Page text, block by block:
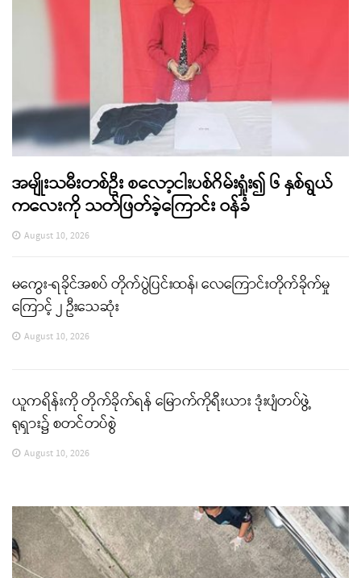
အမျိုးသမီးတစ်ဦး စလော့ငါးပစ်ဂိမ်းရှုံး၍ ၆ နှစ်ရွယ်
ကလေးကို သတ်ဖြတ်ခဲ့ကြောင်း ဝန်ခံ
August 10, 2026
မကွေး-ရခိုင်အစပ် တိုက်ပွဲပြင်းထန်၊ လေကြောင်းတိုက်ခိုက်မှု
ကြောင့် ၂ ဦးသေဆုံး
August 10, 2026
ယူကရိန်းကို တိုက်ခိုက်ရန် မြောက်ကိုရီးယား ဒုံးပျံတပ်ဖွဲ့
ရုရှား၌ စတင်တပ်စွဲ
August 10, 2026